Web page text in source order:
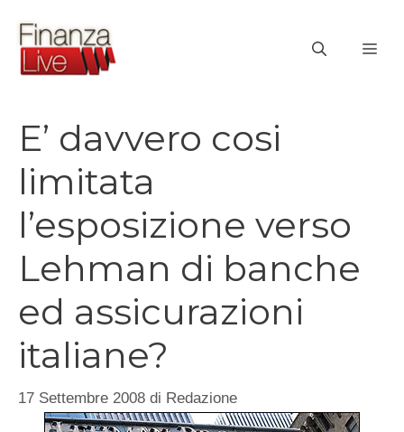
contenuto
E’ davvero cosi
limitata
l’esposizione verso
Lehman di banche
ed assicurazioni
italiane?
17 Settembre 2008 di Redazione